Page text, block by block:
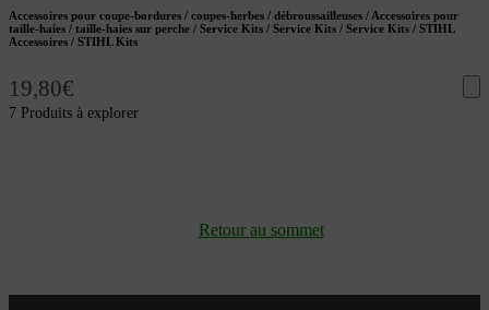
Accessoires pour coupe-bordures / coupes-herbes / débroussailleuses / Accessoires pour
taille-haies / taille-haies sur perche / Service Kits / Service Kits / Service Kits / STIHL
Accessoires / STIHL Kits
19,80€
7 Produits à explorer
Retour au sommet